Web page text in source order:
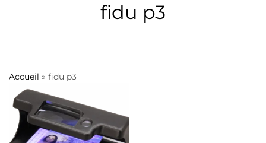
fidu p3
Accueil » fidu p3